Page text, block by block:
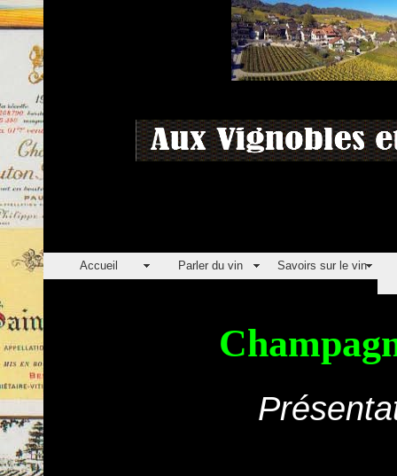
Accueil Parler du vin Savoirs sur le vin